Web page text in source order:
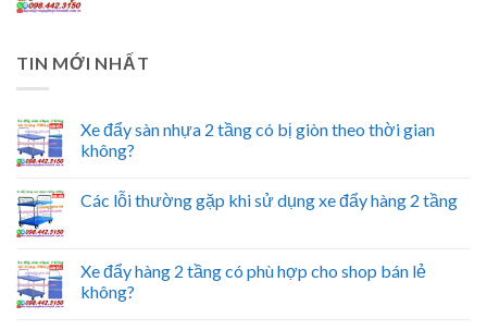
TIN MỚI NHẤT
Xe đẩy sàn nhựa 2 tầng có bị giòn theo thời gian
không?
Các lỗi thường gặp khi sử dụng xe đẩy hàng 2 tầng
Xe đẩy hàng 2 tầng có phù hợp cho shop bán lẻ
không?